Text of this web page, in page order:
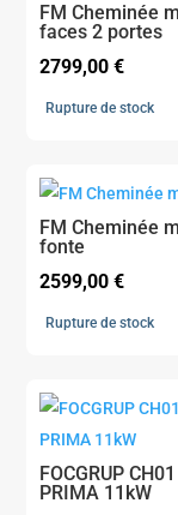
FM Cheminée
faces 2 portes
2799,00€
Rupture de stock
FM Cheminée
fonte
2599,00€
Rupture de stock
FOCGRUP
PRIMA 11kW